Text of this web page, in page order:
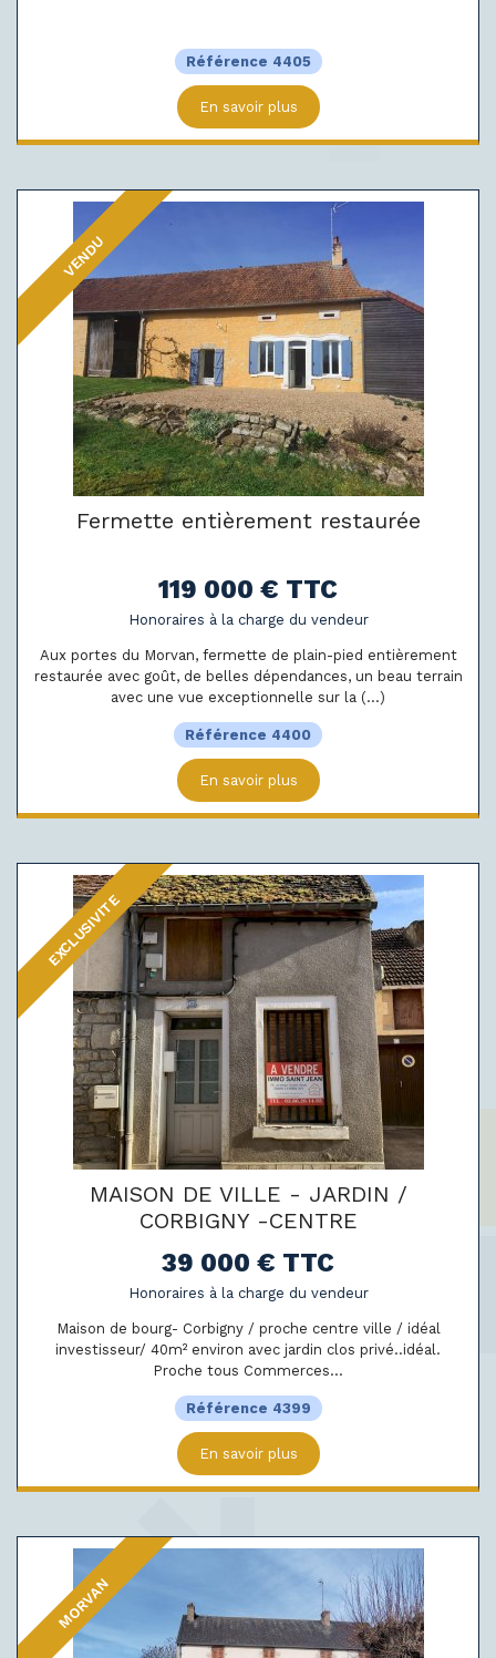
Référence 4405
En savoir plus
VENDU
Fermette entièrement restaurée
119 000 € TTC
Honoraires à la charge du vendeur
Aux portes du Morvan, fermette de plain-pied entièrement
restaurée avec goût, de belles dépendances, un beau terrain
avec une vue exceptionnelle sur la (...)
Référence 4400
En savoir plus
EXCLUSIVITE
MAISON DE VILLE - JARDIN /
CORBIGNY -CENTRE
39 000 € TTC
Honoraires à la charge du vendeur
Maison de bourg- Corbigny / proche centre ville / idéal
investisseur/ 40m² environ avec jardin clos privé..idéal.
Proche tous Commerces...
Référence 4399
En savoir plus
MORVAN